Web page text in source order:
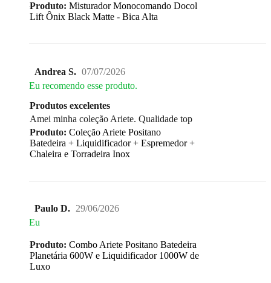
Produto: Misturador Monocomando Docol
Lift Ônix Black Matte - Bica Alta
Andrea S. 07/07/2026
Eu recomendo esse produto.
Produtos excelentes
Amei minha coleção Ariete. Qualidade top
Produto: Coleção Ariete Positano
Batedeira + Liquidificador + Espremedor +
Chaleira e Torradeira Inox
Paulo D. 29/06/2026
Eu
Produto: Combo Ariete Positano Batedeira
Planetária 600W e Liquidificador 1000W de
Luxo